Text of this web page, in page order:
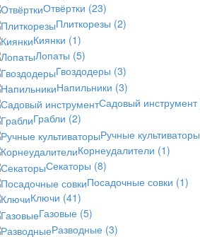
Отвёртки (23)
Плиткорезы (2)
Киянки (1)
Лопаты (5)
Гвоздодеры (3)
Напильники (3)
Садовый инструмент
Грабли (2)
Ручные культиваторы
Корнеудалители (1)
Секаторы (8)
Посадочные совки (1)
Ключи (41)
Газовые (5)
Разводные (3)